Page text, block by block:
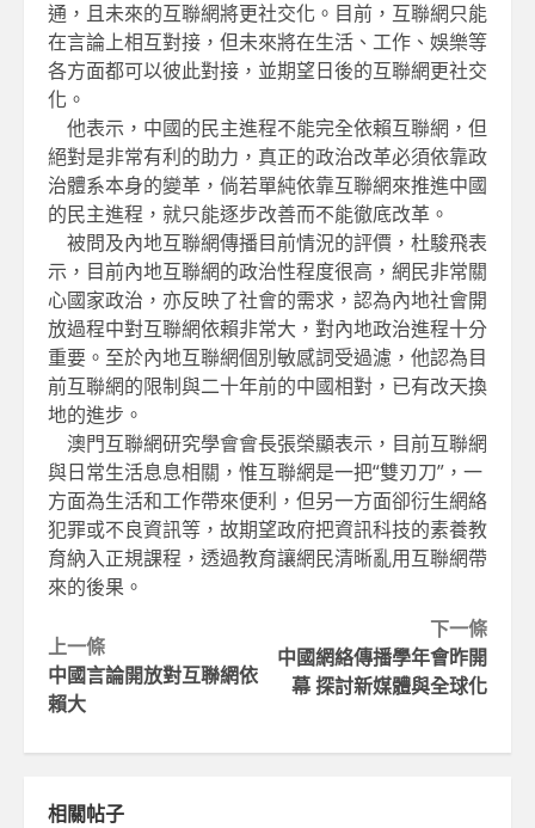
通，且未來的互聯網將更社交化。目前，互聯網只能
在言論上相互對接，但未來將在生活、工作、娛樂等
各方面都可以彼此對接，並期望日後的互聯網更社交
化。
他表示，中國的民主進程不能完全依賴互聯網，但
絕對是非常有利的助力，真正的政治改革必須依靠政
治體系本身的變革，倘若單純依靠互聯網來推進中國
的民主進程，就只能逐步改善而不能徹底改革。
被問及內地互聯網傳播目前情況的評價，杜駿飛表
示，目前內地互聯網的政治性程度很高，網民非常關
心國家政治，亦反映了社會的需求，認為內地社會開
放過程中對互聯網依賴非常大，對內地政治進程十分
重要。至於內地互聯網個別敏感詞受過濾，他認為目
前互聯網的限制與二十年前的中國相對，已有改天換
地的進步。
澳門互聯網研究學會會長張榮顯表示，目前互聯網
與日常生活息息相關，惟互聯網是一把“雙刃刀”，一
方面為生活和工作帶來便利，但另一方面卻衍生網絡
犯罪或不良資訊等，故期望政府把資訊科技的素養教
育納入正規課程，透過教育讓網民清晰亂用互聯網帶
來的後果。
Continue
Reading
下一條
中國網絡傳播學年會昨開
幕 探討新媒體與全球化
上一條
中國言論開放對互聯網依
賴大
相關帖子